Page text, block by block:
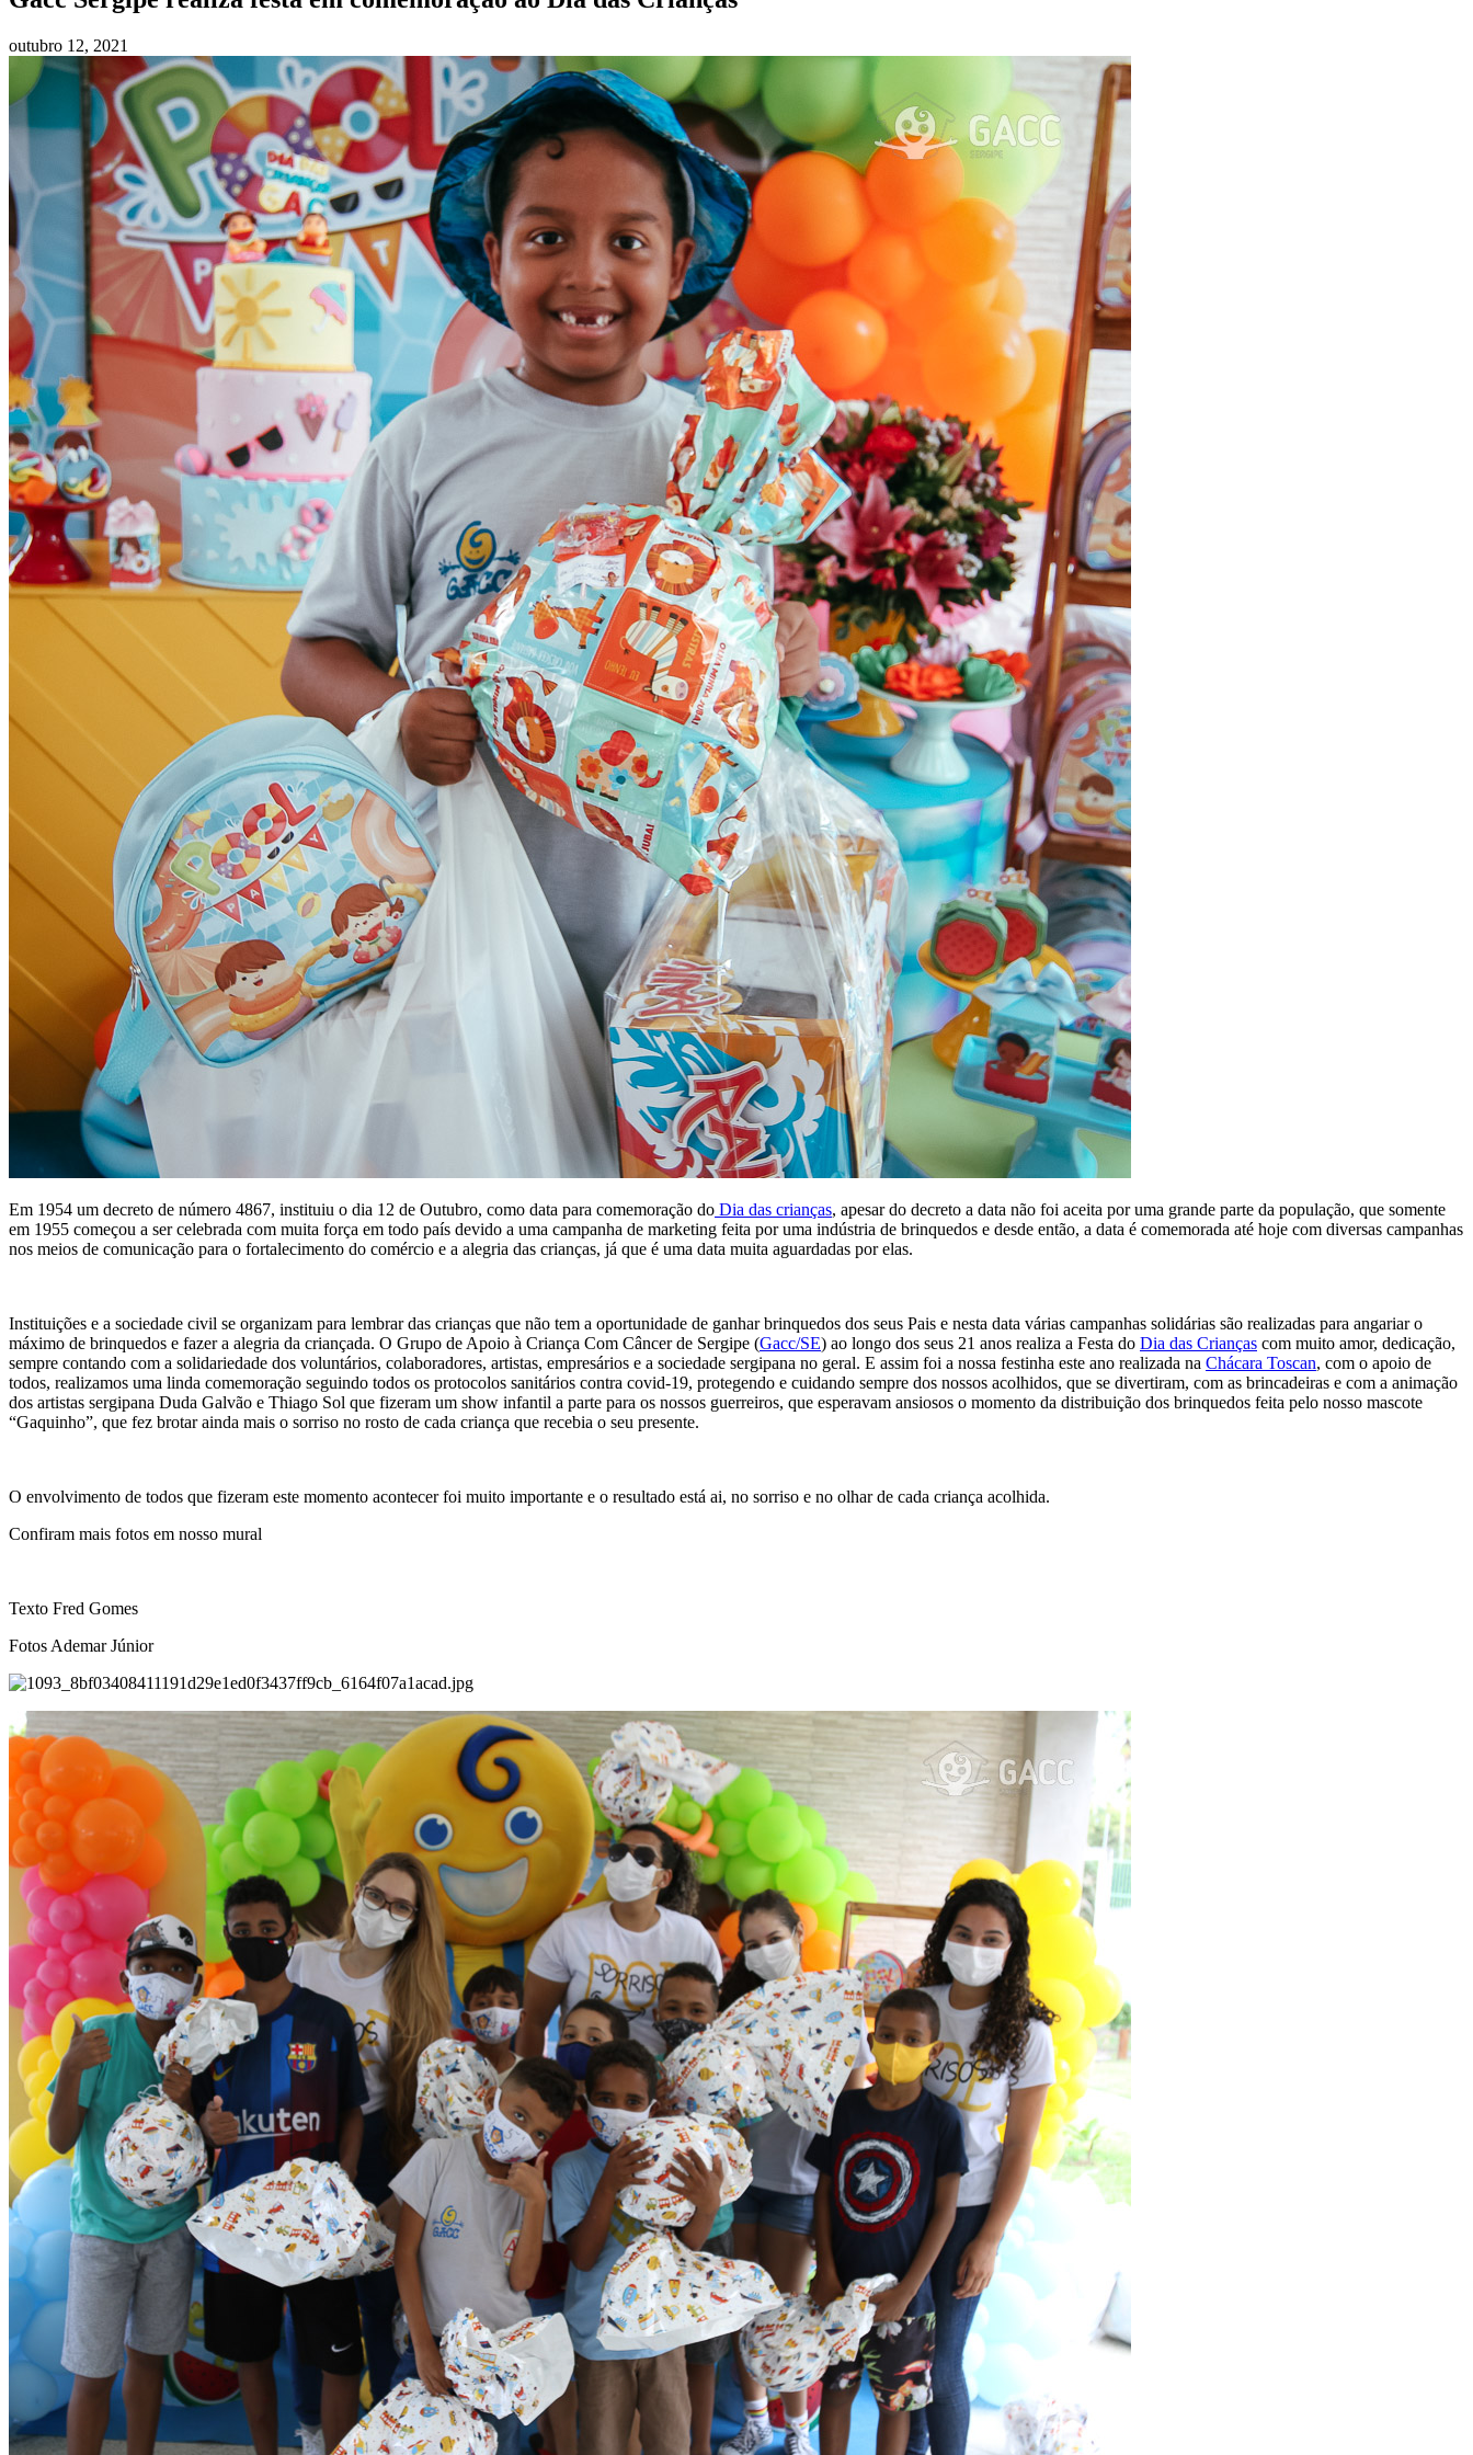
outubro 12, 2021
Em 1954 um decreto de número 4867, instituiu o dia 12 de Outubro, como data para comemoração do Dia das crianças, apesar do decreto a data não foi aceita por uma grande parte da população, que somente
em 1955 começou a ser celebrada com muita força em todo país devido a uma campanha de marketing feita por uma indústria de brinquedos e desde então, a data é comemorada até hoje com diversas campanhas
nos meios de comunicação para o fortalecimento do comércio e a alegria das crianças, já que é uma data muita aguardadas por elas.
Instituições e a sociedade civil se organizam para lembrar das crianças que não tem a oportunidade de ganhar brinquedos dos seus Pais e nesta data várias campanhas solidárias são realizadas para angariar o
máximo de brinquedos e fazer a alegria da criançada. O Grupo de Apoio à Criança Com Câncer de Sergipe (Gacc/SE) ao longo dos seus 21 anos realiza a Festa do Dia das Crianças com muito amor, dedicação,
sempre contando com a solidariedade dos voluntários, colaboradores, artistas, empresários e a sociedade sergipana no geral. E assim foi a nossa festinha este ano realizada na Chácara Toscan, com o apoio de
todos, realizamos uma linda comemoração seguindo todos os protocolos sanitários contra covid-19, protegendo e cuidando sempre dos nossos acolhidos, que se divertiram, com as brincadeiras e com a animação
dos artistas sergipana Duda Galvão e Thiago Sol que fizeram um show infantil a parte para os nossos guerreiros, que esperavam ansiosos o momento da distribuição dos brinquedos feita pelo nosso mascote
“Gaquinho”, que fez brotar ainda mais o sorriso no rosto de cada criança que recebia o seu presente.
O envolvimento de todos que fizeram este momento acontecer foi muito importante e o resultado está ai, no sorriso e no olhar de cada criança acolhida.
Confiram mais fotos em nosso mural
Texto Fred Gomes
Fotos Ademar Júnior